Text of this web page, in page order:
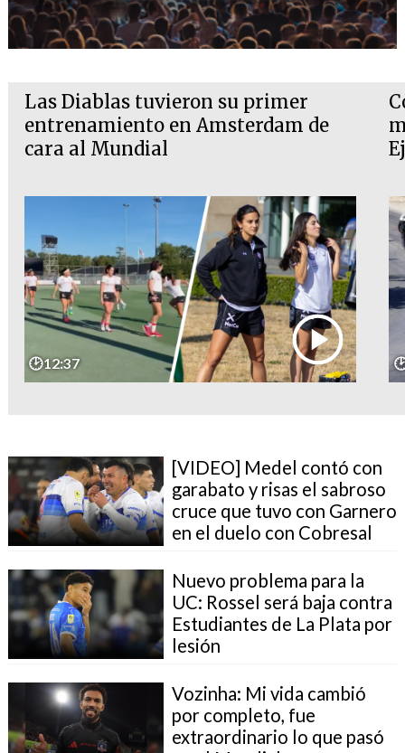
Las Diablas tuvieron su primer
entrenamiento en Amsterdam de
cara al Mundial
🕑12:37
[VIDEO] Medel contó con
garabato y risas el sabroso
cruce que tuvo con Garnero
en el duelo con Cobresal
Nuevo problema para la
UC: Rossel será baja contra
Estudiantes de La Plata por
lesión
Vozinha: Mi vida cambió
por completo, fue
extraordinario lo que pasó